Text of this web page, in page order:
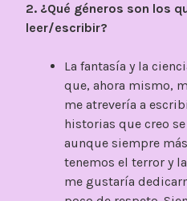
2. ¿Qué géneros son los
leer/escribir?
La fantasía y la
que, ahora mismo,
me atrevería a
historias que creo
aunque siempre
tenemos el terror y
me gustaría